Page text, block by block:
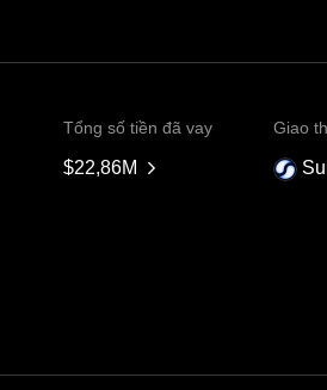
Tổng số tiền đã vay
$22,86M
Giao